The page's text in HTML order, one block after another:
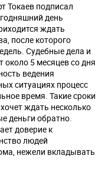
Токаев подписал
день
ждать
после которого
Судебные дела и
5 месяцев со дня
ведения
ситуациях процесс
время. Такие сроки
ждать несколько
деньги обратно.
доверие к
людей
нежели вкладывать